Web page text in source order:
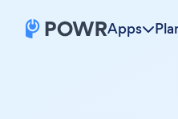
Apps